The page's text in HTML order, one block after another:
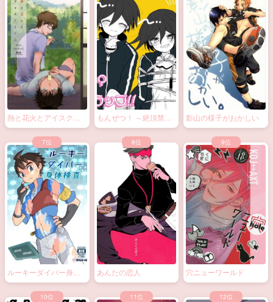
調教されちゃう！？ naive.
ノーモアローションガ
ーゼ!!
熱と花火とアイスクリ
ーム
もんぜつ！ ～絶頂禁
止！？大なわトラッ
プ！～
影山の様子がおかしい